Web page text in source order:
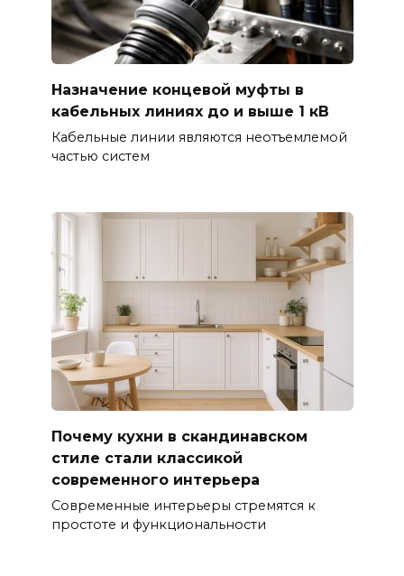
Назначение концевой муфты в
кабельных линиях до и выше 1 кВ
Кабельные линии являются неотъемлемой
частью систем
Почему кухни в скандинавском
стиле стали классикой
современного интерьера
Современные интерьеры стремятся к
простоте и функциональности